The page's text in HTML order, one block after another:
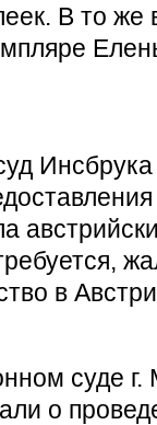
В то
в
суде
о